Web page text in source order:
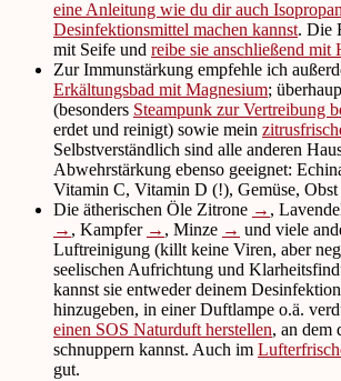
eine Anleitung wie du dir auch
Desinfektionsmittel machen kannst. Die
mit Seife und reibe sie anschließend mit
Zur Immunstärkung empfehle ich
Erkältungsbad mit Magnesium;
(besonders Steampunk zur Vertreibung
erdet und reinigt) sowie mein
Selbstverständlich sind alle anderen
Abwehrstärkung ebenso geeignet:
Vitamin C, Vitamin D (!), Gemüse,
Die ätherischen Öle Zitrone → ,
→ , Kampfer → , Minze → und viele
Luftreinigung (killt keine Viren, aber
seelischen Aufrichtung und
kannst sie entweder deinem
hinzugeben, in einer Duftlampe o.ä.
einen SOS Naturduft herstellen, an dem
schnuppern kannst. Auch im
gut.